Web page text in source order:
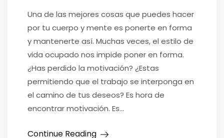
Una de las mejores cosas que puedes hacer
por tu cuerpo y mente es ponerte en forma
y mantenerte así. Muchas veces, el estilo de
vida ocupado nos impide poner en forma.
¿Has perdido la motivación? ¿Estas
permitiendo que el trabajo se interponga en
el camino de tus deseos? Es hora de
encontrar motivación. Es…
Continue Reading